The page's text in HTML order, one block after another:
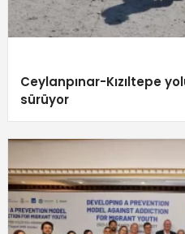
Ceylanpınar-Kızıltepe
sürüyor